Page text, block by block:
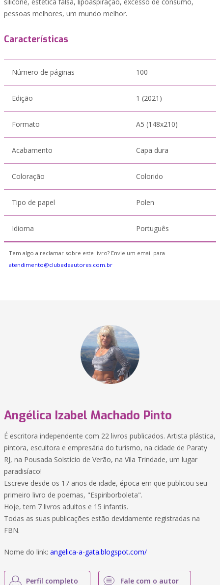
pessoas melhores, um mundo melhor.
Características
Número de páginas 100
Edição 1 (2021)
Formato A5 (148x210)
Acabamento Capa dura
Coloração Colorido
Tipo de papel Polen
Idioma Português
Tem algo a reclamar sobre este livro? Envie um email para
atendimento@clubedeautores.com.br
Angélica Izabel Machado Pinto
É escritora independente com 22 livros publicados. Artista plástica,
pintora, escultora e empresária do turismo, na cidade de Paraty
RJ, na Pousada Solstício de Verão, na Vila Trindade, um lugar
paradisíaco!
Escreve desde os 17 anos de idade, época em que publicou seu
primeiro livro de poemas, "Espiriborboleta".
Hoje, tem 7 livros adultos e 15 infantis.
Todas as suas publicações estão devidamente registradas na
FBN.
Nome do link: angelica-a-gata.blogspot.com/
Perfil completo Fale com o autor